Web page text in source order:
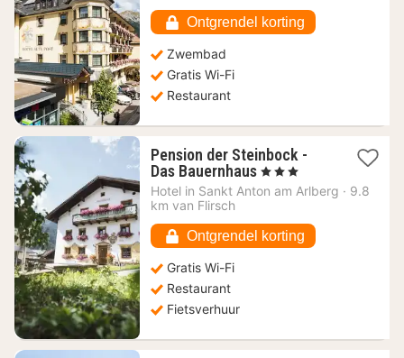
€
Ontgrendel korting
Zwembad
Gratis Wi-Fi
Restaurant
Pension der Steinbock -
Das Bauernhaus 1
nacht
€
, 3 Sterren
Hotel in Sankt Anton am Arlberg · 9.8
km van Flirsch
Ontgrendel korting
Gratis Wi-Fi
Restaurant
Fietsverhuur